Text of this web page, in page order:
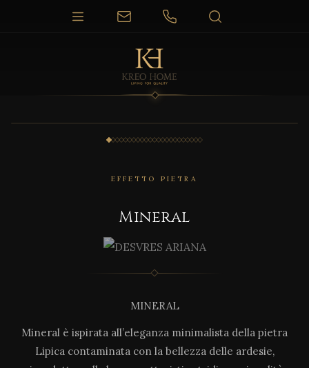
EFFETTO PIETRA
Mineral
MINERAL
Mineral è ispirata all’eleganza minimalista della pietra
Lipica contaminata con la bellezza delle ardesie,